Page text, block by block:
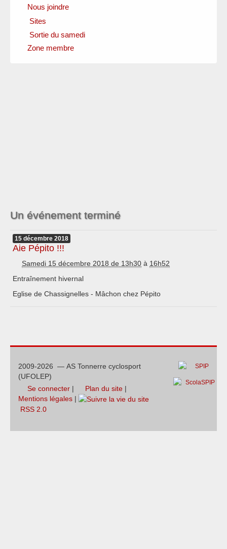
Nous joindre
Sites
Clubs amis
Fédérations officielles
Sortie du samedi
Circuits
Zone membre
Un événement terminé
15 décembre 2018
Aie Pépito !!!
Samedi 15 décembre 2018 de 13h30 à 16h52
Entraînement hivernal
Eglise de Chassignelles - Mâchon chez Pépito
2009-2026 — AS Tonnerre cyclosport
(UFOLEP)
Se connecter | Plan du site |
Mentions légales |
RSS 2.0